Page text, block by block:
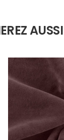
AUSSI